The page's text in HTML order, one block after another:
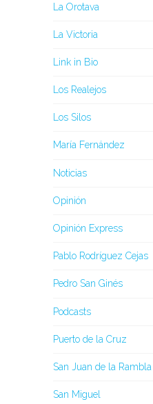
La Orotava
La Victoria
Link in Bio
Los Realejos
Los Silos
María Fernández
Noticias
Opinión
Opinión Express
Pablo Rodríguez Cejas
Pedro San Ginés
Podcasts
Puerto de la Cruz
San Juan de la Rambla
San Miguel